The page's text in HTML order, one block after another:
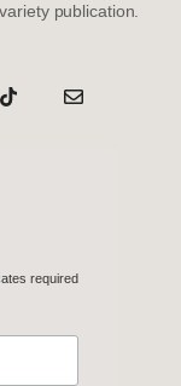
publication.
required